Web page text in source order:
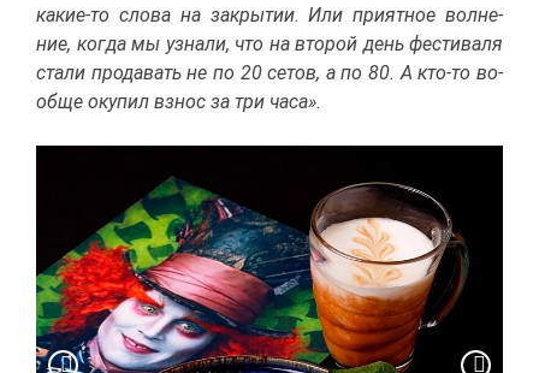
ка­кие-то сло­ва на за­кры­тии. Или при­ят­ное вол­не­
ние, ко­гда мы узна­ли, что на вто­рой день фе­сти­ва­ля
ста­ли про­да­вать не по 20 се­тов, а по 80. А кто-то во­
об­ще оку­пил взнос за три ча­са».